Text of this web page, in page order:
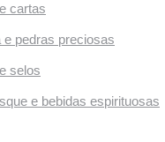
cartas
e pedras preciosas
selos
e bebidas espirituosas